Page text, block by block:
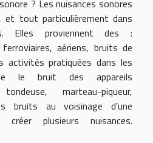
? Les nuisances sonores
et tout particulièrement dans
Elles proviennent des :
aériens, bruits de
activités pratiquées dans les
le bruit des appareils
marteau-piqueur,
bruits au voisinage d’une
créer plusieurs nuisances.